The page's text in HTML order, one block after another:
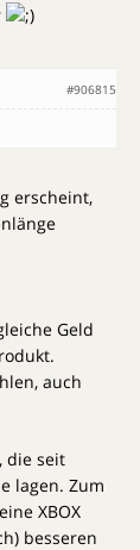
#906815
erscheint,
Geld
auch
die seit
lagen. Zum
XBOX
besseren